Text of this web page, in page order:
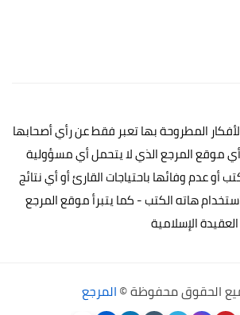
المطروحة بها تعبر فقط عن رأي أصحابها
موقع المرجع الذي لا يتحمل أي مسؤولية
عدم وفائها باحتياجات القارئ أو أي نتائج
هاته الكتب - كما يتبرأ موقع المرجع
الإسلامية
الحقوق محفوظة ©المرجع